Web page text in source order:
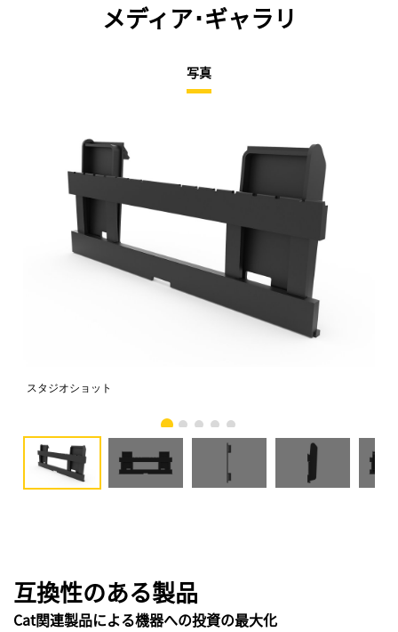
メディア･ギャラリ
写真
スタジオショット
互換性のある製品
Cat関連製品による機器への投資の最大化